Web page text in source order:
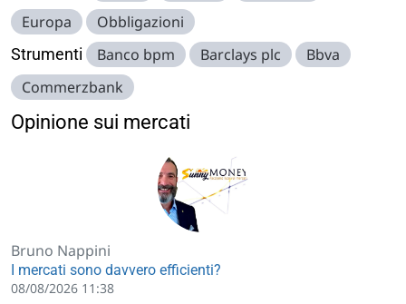
Europa
Obbligazioni
Strumenti Banco bpm Barclays plc
Bbva
Commerzbank
Opinione sui mercati
Bruno Nappini
I mercati sono davvero efficienti?
08/08/2026 11:38